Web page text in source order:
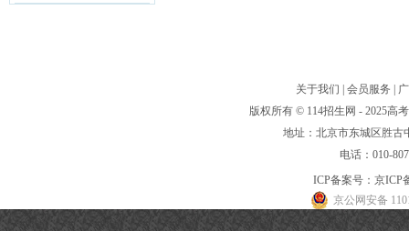
关于我们 会员服务
版权所有 © 114招生网 - 2025高
地址：北京市东城区胜
电话：010-
ICP备案号： 京ICP
京公网安备